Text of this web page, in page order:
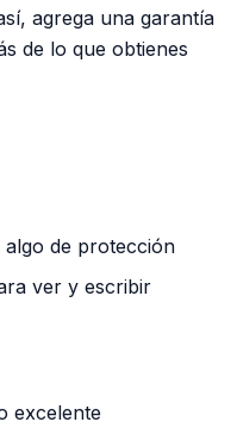
agrega una garantía
de lo que obtienes
algo de protección
ver y escribir
excelente